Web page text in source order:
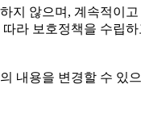
지 않으며, 계속적이
라 보호정책을 수립
내용을 변경할 수 있